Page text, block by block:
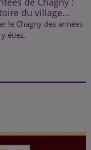
du village...
le Chagny des années
étiez.